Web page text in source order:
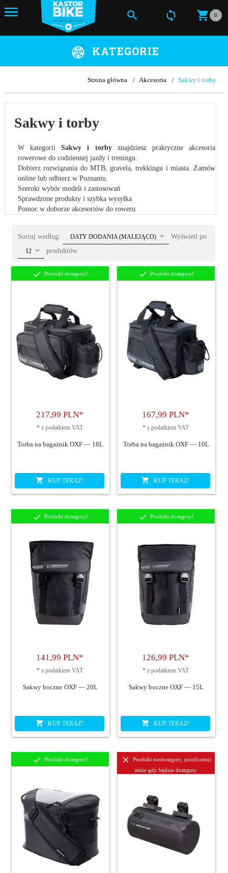
0
KATEGORIE
Strona główna Akcesoria Sakwy i torby
Sakwy i torby
W kategoriiSakwy i torbyznajdziesz praktyczne akcesoria
rowerowe do codziennej jazdy i treningu.
Dobierz rozwiązania do MTB, gravela, trekkingu i miasta. Zamów
online lub odbierz w Poznaniu.
Szeroki wybór modeli i zastosowań
Sprawdzone produkty i szybka wysyłka
Pomoc w doborze akcesoriów do roweru
Sortuj według: sortDATY DODANIA (MALEJĄCO)
Wyświetl po
pop12 produktów
Produkt dostępny!
217,99 PLN*
* z podatkiem VAT
Torba na bagażnik OXF — 18L
KUP TERAZ!
Produkt dostępny!
167,99 PLN*
* z podatkiem VAT
Torba na bagażnik OXF — 10L
KUP TERAZ!
Produkt dostępny!
141,99 PLN*
* z podatkiem VAT
Sakwy boczne OXF — 20L
KUP TERAZ!
Produkt dostępny!
126,99 PLN*
* z podatkiem VAT
Sakwy boczne OXF — 15L
KUP TERAZ!
Produkt dostępny!
Produkt niedostępny, poinformuj
mnie gdy będzie dostępny